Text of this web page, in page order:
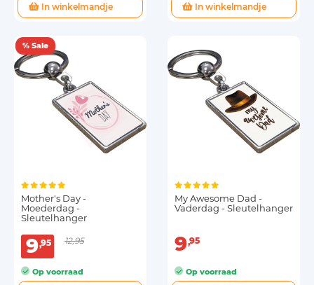
In winkelmandje In winkelmandje
% Sale
Mother's Day -
Moederdag -
Sleutelhanger
9 95 12,95
Op voorraad
My Awesome Dad -
Vaderdag - Sleutelhanger
9 95
Op voorraad